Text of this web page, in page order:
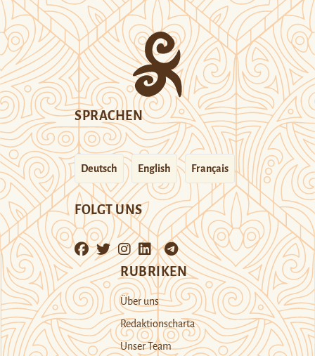
SPRACHEN
Deutsch English Français
FOLGT UNS
RUBRIKEN
Über uns
Redaktionscharta
Unser Team